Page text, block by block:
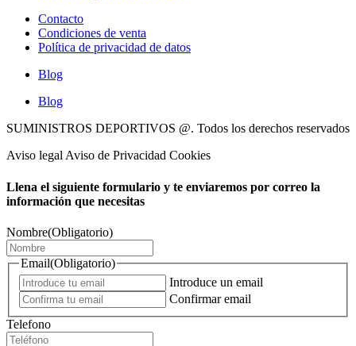
Contacto
Condiciones de venta
Política de privacidad de datos
Blog
Blog
SUMINISTROS DEPORTIVOS @. Todos los derechos reservados
Aviso legal Aviso de Privacidad Cookies
Llena el siguiente formulario y te enviaremos por correo la
información que necesitas
Nombre(Obligatorio)
Email(Obligatorio)
Introduce un email
Confirmar email
Telefono